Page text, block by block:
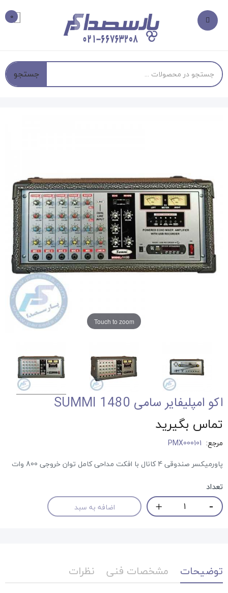
0
جستجو
Touch to zoom
اکو امپلیفایر سامی SUMMI 1480
تماس بگیرید
مرجع: PMX000101
پاورمیکسر صندوقی 4 کانال با افکت مداحی کامل توان خروجی 800 وات
تعداد
اضافه به سبد
توضیحات مشخصات فنی نظرات